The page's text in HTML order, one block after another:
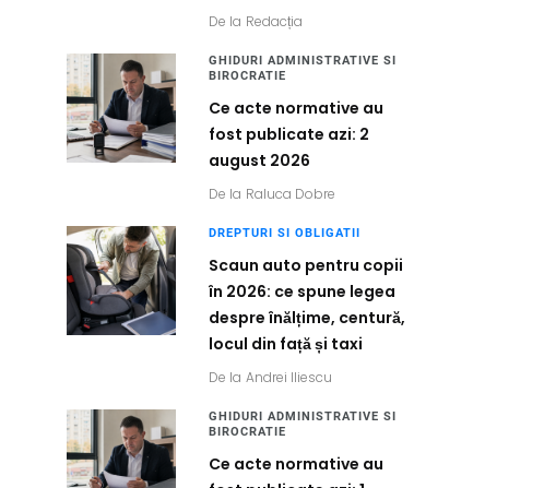
De la Redacția
GHIDURI ADMINISTRATIVE SI
BIROCRATIE
Ce acte normative au
fost publicate azi: 2
august 2026
De la Raluca Dobre
DREPTURI SI OBLIGATII
Scaun auto pentru copii
în 2026: ce spune legea
despre înălțime, centură,
locul din față și taxi
De la Andrei Iliescu
GHIDURI ADMINISTRATIVE SI
BIROCRATIE
Ce acte normative au